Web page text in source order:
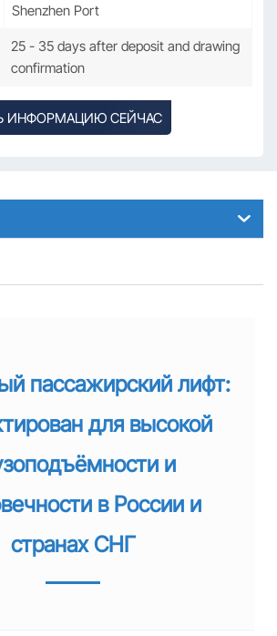
Shenzhen Port
25 - 35 days after deposit and drawing
confirmation
ИНФОРМАЦИЮ СЕЙЧАС
пассажирский лифт:
для высокой
и
в России и
странах СНГ